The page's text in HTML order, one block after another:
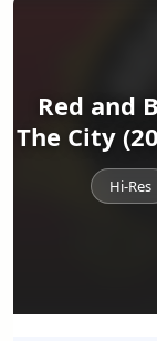
Red and
The City
Hi-Res